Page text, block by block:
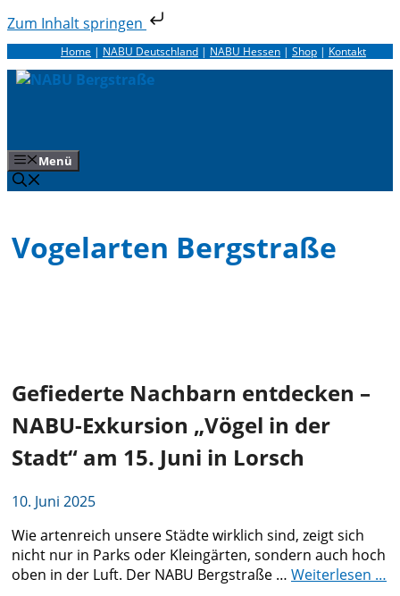
Zum Inhalt springen
Zum
Inhalt
springen
Home | NABU Deutschland | NABU Hessen | Shop | Kontakt
Menü
Vogelarten Bergstraße
Gefiederte Nachbarn entdecken –
NABU-Exkursion „Vögel in der
Stadt“ am 15. Juni in Lorsch
10. Juni 2025
Wie artenreich unsere Städte wirklich sind, zeigt sich
nicht nur in Parks oder Kleingärten, sondern auch hoch
oben in der Luft. Der NABU Bergstraße … Weiterlesen …